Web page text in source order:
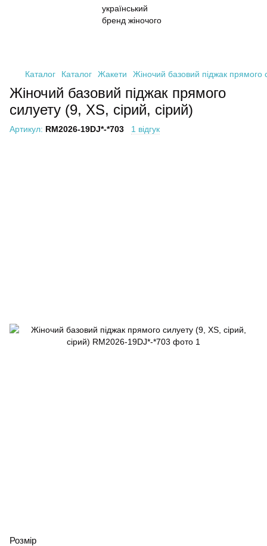
Каталог Каталог Жакети Жіночий базовий піджак прямого
Жіночий базовий піджак прямого
силуету (9, XS, сірий, сірий)
Артикул: RM2026-19DJ*-*703 1 відгук
Розмір